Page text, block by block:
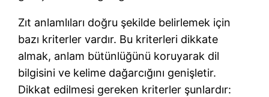
Zıt anlamlıları doğru şekilde belirlemek için
bazı kriterler vardır. Bu kriterleri dikkate
almak, anlam bütünlüğünü koruyarak dil
bilgisini ve kelime dağarcığını genişletir.
Dikkat edilmesi gereken kriterler şunlardır: